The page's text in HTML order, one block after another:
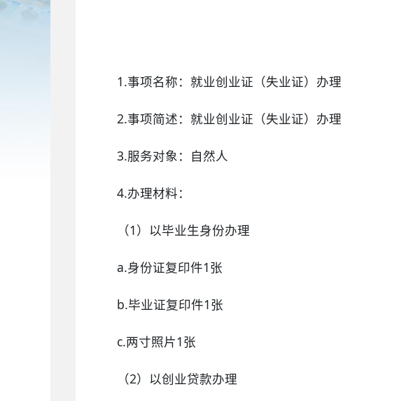
1.事项名称：就业创业证（失业证）办理
2.事项简述：就业创业证（失业证）办理
3.服务对象：自然人
4.办理材料：
（1）以毕业生身份办理
a.身份证复印件1张
b.毕业证复印件1张
c.两寸照片1张
（2）以创业贷款办理